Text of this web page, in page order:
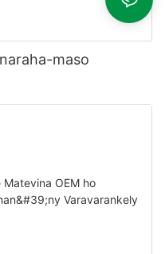
maso